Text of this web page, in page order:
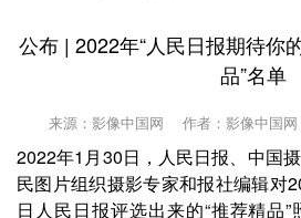
公布 | 2022年“人民日报期待你
品”名单
来源：影像中国网 作者：影像中国网
2022年1月30日，人民日报、中国
民图片组织摄影专家和报社编辑对
日人民日报评选出来的“推荐精品